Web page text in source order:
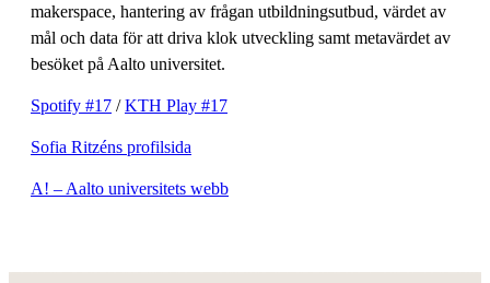
makerspace, hantering av frågan utbildningsutbud, värdet av
mål och data för att driva klok utveckling samt metavärdet av
besöket på Aalto universitet.
Spotify #17 /KTH Play #17
Sofia Ritzéns profilsida
A! – Aalto universitets webb